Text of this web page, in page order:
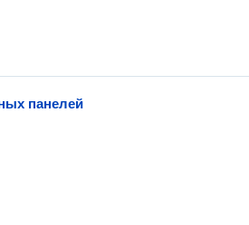
панелей